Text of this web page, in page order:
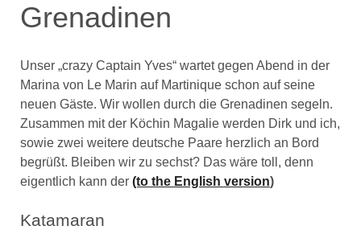
Grenadinen
Unser „crazy Captain Yves“ wartet gegen Abend in der
Marina von Le Marin auf Martinique schon auf seine
neuen Gäste. Wir wollen durch die Grenadinen segeln.
Zusammen mit der Köchin Magalie werden Dirk und ich,
sowie zwei weitere deutsche Paare herzlich an Bord
begrüßt. Bleiben wir zu sechst? Das wäre toll, denn
eigentlich kann der (to the English version)
Katamaran